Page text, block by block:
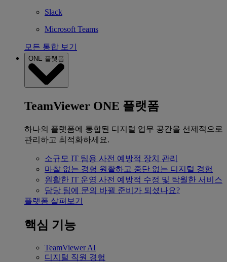
Slack
Microsoft Teams
모든 통합 보기
ONE 플랫폼
TeamViewer ONE 플랫폼
하나의 플랫폼에 통합된 디지털 업무 공간을 선제적으로
관리하고 최적화하세요.
소규모 IT 팀용 사전 예방적 장치 관리
마찰 없는 경험 원활하고 중단 없는 디지털 경험
원활한 IT 운영 사전 예방적 수정 및 탁월한 서비스
담당 팀에 문의 바뀔 준비가 되셨나요?
플랫폼 살펴보기
핵심 기능
TeamViewer AI
디지털 직원 경험